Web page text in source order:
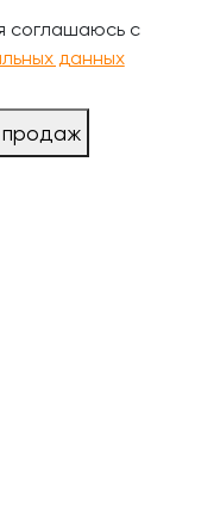
соглашаюсь с
данных
продаж